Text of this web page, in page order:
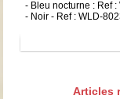
- Bleu nocturne : Ref
- Noir - Ref : WLD-
Articles